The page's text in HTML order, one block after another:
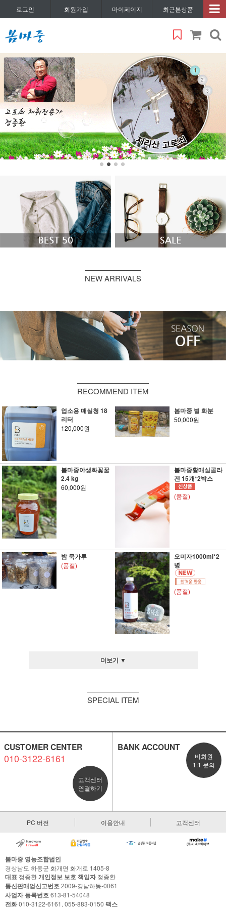
로그인 회원가입 마이페이지 최근본상품
NEW ARRIVALS
RECOMMEND ITEM
업소용 매실청 18
리터
120,000원
봄마중 벌 화분
50,000원
봄마중야생화꽃꿀
2.4 kg
60,000원
봄마중황매실콜라
겐 15개*2박스
(품절)
밤 묵가루
(품절)
오미자1000ml*2
병
(품절)
더보기 ▼
SPECIAL ITEM
CUSTOMER CENTER
010-3122-6161
고객센터
연결하기
BANK ACCOUNT
비회원
1:1 문의
PC 버전 이용안내 고객센터
봄마중 영농조합법인
경상남도 하동군 화개면 화개로 1405-8
대표 정종환개인정보 보호 책임자정종환
통신판매업신고번호2009-경남하동-0061
사업자 등록번호613-81-54048
전화010-3122-6161, 055-883-0150 팩스